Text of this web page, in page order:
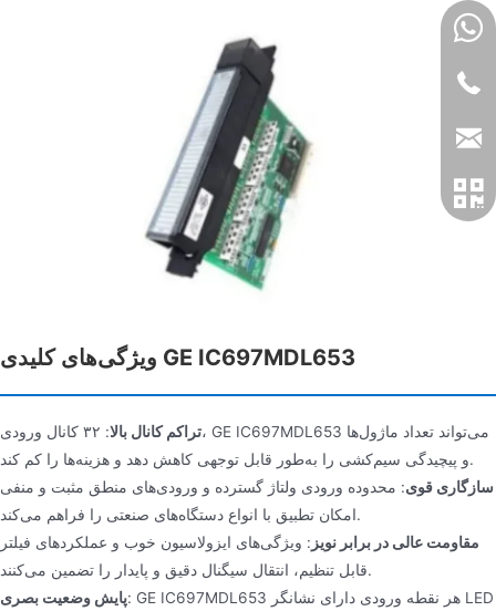
ویژگی‌های کلیدی GE IC697MDL653
تراکم کانال بالا
: ۳۲ کانال ورودی، GE IC697MDL653 می‌تواند تعداد ماژول‌ها
و پیچیدگی سیم‌کشی را به‌طور قابل توجهی کاهش دهد و هزینه‌ها را کم کند.
سازگاری قوی: محدوده ورودی ولتاژ گسترده و ورودی‌های منطق مثبت و منفی
امکان تطبیق با انواع دستگاه‌های صنعتی را فراهم می‌کند.
مقاومت عالی در برابر نویز : ویژگی‌های ایزولاسیون خوب و عملکردهای فیلتر
قابل تنظیم، انتقال سیگنال دقیق و پایدار را تضمین می‌کنند.
پایش وضعیت بصری: GE IC697MDL653 هر نقطه ورودی دارای نشانگر LED